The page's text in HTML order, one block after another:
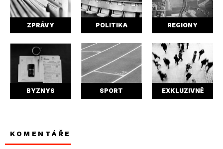
ZPRÁVY POLITIKA REGIONY
BYZNYS SPORT EXKLUZIVNĚ
KOMENTÁŘE